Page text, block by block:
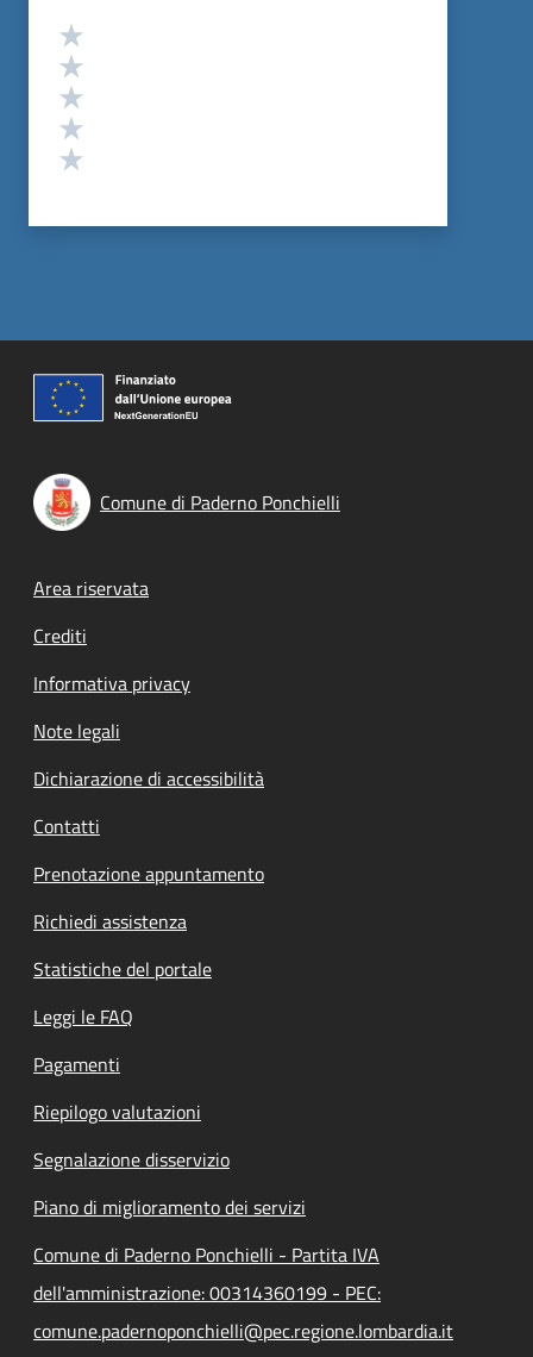
Valutazione
Comune di Paderno Ponchielli
Footer menu
Area riservata
Crediti
Informativa privacy
Note legali
Dichiarazione di accessibilità
Contatti
Prenotazione appuntamento
Richiedi assistenza
Statistiche del portale
Leggi le FAQ
Pagamenti
Riepilogo valutazioni
Segnalazione disservizio
Piano di miglioramento dei servizi
Comune di Paderno Ponchielli - Partita IVA
dell'amministrazione: 00314360199 - PEC:
comune.padernoponchielli@pec.regione.lombardia.it